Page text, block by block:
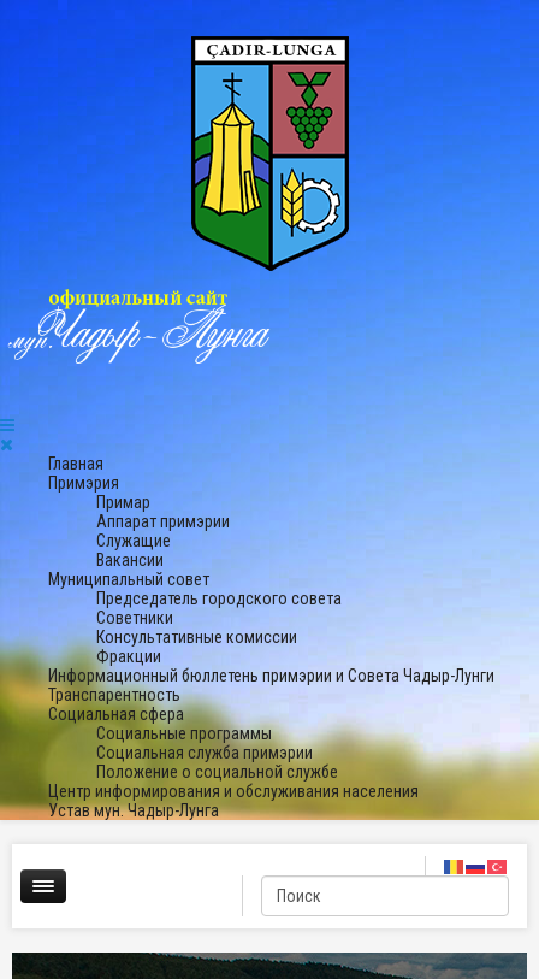
Главная
Примэрия
Примар
Аппарат примэрии
Служащие
Вакансии
Муниципальный совет
Председатель городского совета
Советники
Консультативные комиссии
Фракции
Информационный бюллетень примэрии и Совета Чадыр-Лунги
Транспарентность
Социальная сфера
Социальные программы
Социальная служба примэрии
Положение о социальной службе
Центр информирования и обслуживания населения
Устав мун. Чадыр-Лунга